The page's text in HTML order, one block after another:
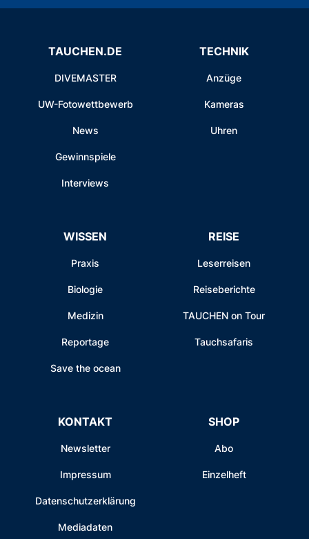
TAUCHEN.DE
DIVEMASTER
UW-Fotowettbewerb
News
Gewinnspiele
Interviews
TECHNIK
Anzüge
Kameras
Uhren
WISSEN
Praxis
Biologie
Medizin
Reportage
Save the ocean
REISE
Leserreisen
Reiseberichte
TAUCHEN on Tour
Tauchsafaris
KONTAKT
Newsletter
Impressum
Datenschutzerklärung
Mediadaten
SHOP
Abo
Einzelheft